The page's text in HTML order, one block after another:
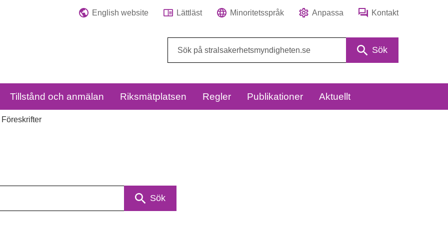
English website Lättläst Minoritetsspråk Anpassa Kontakt
Sök
Tillstånd och anmälan Riksmätplatsen Regler Publikationer Aktuellt
Föreskrifter
Sök